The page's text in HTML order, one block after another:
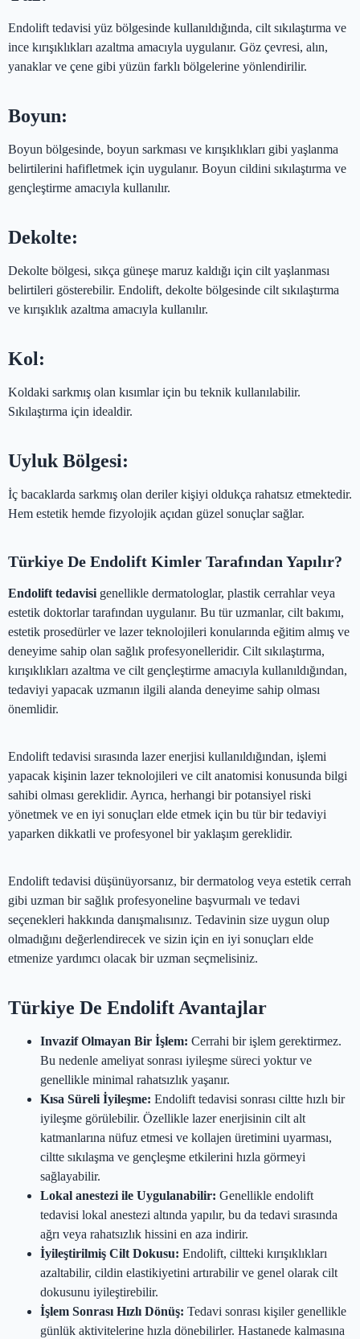
Endolift tedavisi yüz bölgesinde kullanıldığında, cilt sıkılaştırma ve
ince kırışıklıkları azaltma amacıyla uygulanır. Göz çevresi, alın,
yanaklar ve çene gibi yüzün farklı bölgelerine yönlendirilir.
Boyun:
Boyun bölgesinde, boyun sarkması ve kırışıklıkları gibi yaşlanma
belirtilerini hafifletmek için uygulanır. Boyun cildini sıkılaştırma ve
gençleştirme amacıyla kullanılır.
Dekolte:
Dekolte bölgesi, sıkça güneşe maruz kaldığı için cilt yaşlanması
belirtileri gösterebilir. Endolift, dekolte bölgesinde cilt sıkılaştırma
ve kırışıklık azaltma amacıyla kullanılır.
Kol:
Koldaki sarkmış olan kısımlar için bu teknik kullanılabilir.
Sıkılaştırma için idealdir.
Uyluk Bölgesi:
İç bacaklarda sarkmış olan deriler kişiyi oldukça rahatsız etmektedir.
Hem estetik hemde fizyolojik açıdan güzel sonuçlar sağlar.
Türkiye De Endolift Kimler Tarafından Yapılır?
Endolift tedavisi genellikle dermatologlar, plastik cerrahlar veya
estetik doktorlar tarafından uygulanır. Bu tür uzmanlar, cilt bakımı,
estetik prosedürler ve lazer teknolojileri konularında eğitim almış ve
deneyime sahip olan sağlık profesyonelleridir. Cilt sıkılaştırma,
kırışıklıkları azaltma ve cilt gençleştirme amacıyla kullanıldığından,
tedaviyi yapacak uzmanın ilgili alanda deneyime sahip olması
önemlidir.
Endolift tedavisi sırasında lazer enerjisi kullanıldığından, işlemi
yapacak kişinin lazer teknolojileri ve cilt anatomisi konusunda bilgi
sahibi olması gereklidir. Ayrıca, herhangi bir potansiyel riski
yönetmek ve en iyi sonuçları elde etmek için bu tür bir tedaviyi
yaparken dikkatli ve profesyonel bir yaklaşım gereklidir.
Endolift tedavisi düşünüyorsanız, bir dermatolog veya estetik cerrah
gibi uzman bir sağlık profesyoneline başvurmalı ve tedavi
seçenekleri hakkında danışmalısınız. Tedavinin size uygun olup
olmadığını değerlendirecek ve sizin için en iyi sonuçları elde
etmenize yardımcı olacak bir uzman seçmelisiniz.
Türkiye De Endolift Avantajlar
Invazif Olmayan Bir İşlem: Cerrahi bir işlem gerektirmez.
Bu nedenle ameliyat sonrası iyileşme süreci yoktur ve
genellikle minimal rahatsızlık yaşanır.
Kısa Süreli İyileşme: Endolift tedavisi sonrası ciltte hızlı bir
iyileşme görülebilir. Özellikle lazer enerjisinin cilt alt
katmanlarına nüfuz etmesi ve kollajen üretimini uyarması,
ciltte sıkılaşma ve gençleşme etkilerini hızla görmeyi
sağlayabilir.
Lokal anestezi ile Uygulanabilir: Genellikle endolift
tedavisi lokal anestezi altında yapılır, bu da tedavi sırasında
ağrı veya rahatsızlık hissini en aza indirir.
İyileştirilmiş Cilt Dokusu: Endolift, ciltteki kırışıklıkları
azaltabilir, cildin elastikiyetini artırabilir ve genel olarak cilt
dokusunu iyileştirebilir.
İşlem Sonrası Hızlı Dönüş: Tedavi sonrası kişiler genellikle
günlük aktivitelerine hızla dönebilirler. Hastanede kalmasına